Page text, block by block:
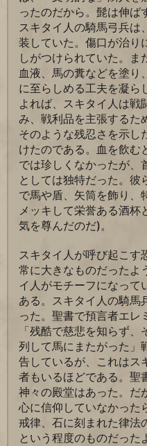
ったのだから。髭は伸ば
スキタイ人の騎馬弓兵は
装していた。傷口が治り
しがつけられていた。ま
血液、馬の糞などを塗り
に至らしめる工夫を凝ら
よれば、スキタイ人は戦
み、戦利品を主張するた
そのような残忍さを示し
けたのである。血を飲む
では珍しくなかったが、
としては独特だった。彼
で馬や盾、矢筒を飾り、
メッキして栄誉ある酒杯
気を尊んだのだ)。
スキタイ人が呼び起こす
常に大きなものだったよ
イ人がモチーフになって
ある。スキタイ人の騎馬
った。聖書で預言者エレ
「残酷で慈悲を知らず
列して馬にまたがった」
告しているが、これはス
者もいるほどである。聖
神々の殿堂はあった。だ
心に信仰していなかった
戒律、石に刻まれた律法
という程度のものだった